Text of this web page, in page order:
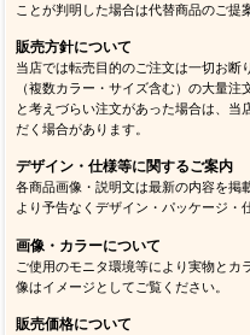
ことが判明した場合は代替商品のご提
販売方針について
当店では転売目的のご注文は一切お断
（複数カラー・サイズ含む）の大量
と考えづらい注文があった場合は、当
だく場合があります。
デザイン・仕様等に関するご案内
各商品画像・説明文は最新の内容を掲
より予告なくデザイン・パッケージ・
画像・カラーについて
ご使用のモニタ環境等により実物と
像はイメージとしてご覧ください。
販売価格について